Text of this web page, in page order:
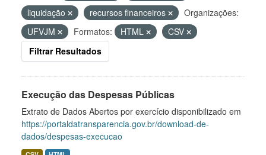
liquidação
recursos financeiros
Organizações:
UFVJM
Formatos: HTML
CSV
Filtrar Resultados
Execução das Despesas Públicas
Extrato de Dados Abertos por exercício disponibilizado em
https://portaldatransparencia.gov.br/download-de-
dados/despesas-execucao